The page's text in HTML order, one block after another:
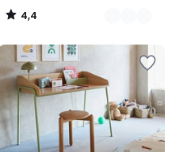
4,4
/